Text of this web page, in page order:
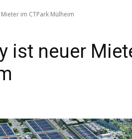
im CTPark Mülheim
ist neuer